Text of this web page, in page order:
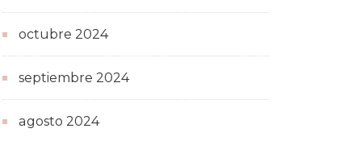
octubre 2024
septiembre 2024
agosto 2024